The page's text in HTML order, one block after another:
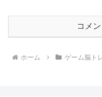
コメ
ホーム ゲーム脳ト